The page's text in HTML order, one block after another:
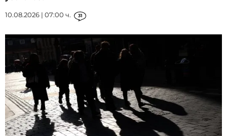
10.08.2026 | 07:00 ч. 31